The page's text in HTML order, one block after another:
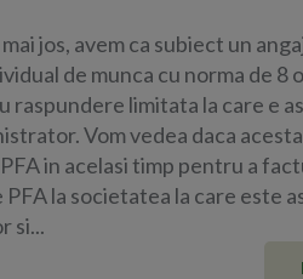
jos, avem ca subiect un
de munca cu norma de 8
raspundere limitata la care e
Vom vedea daca
in acelasi timp pentru a
la societatea la care este
si...